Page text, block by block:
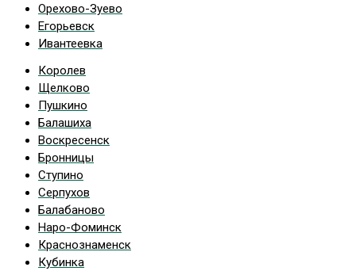
Орехово-Зуево
Егорьевск
Ивантеевка
Королев
Щелково
Пушкино
Балашиха
Воскресенск
Бронницы
Ступино
Серпухов
Балабаново
Наро-Фоминск
Краснознаменск
Кубинка